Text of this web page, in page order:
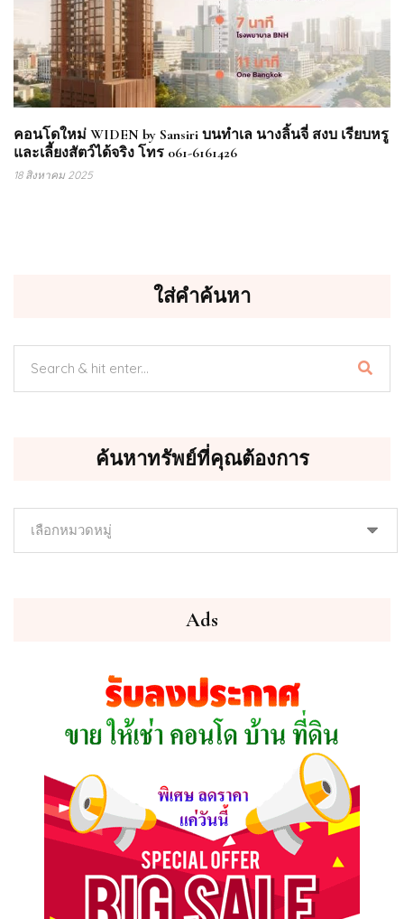
คอนโดใหม่ WIDEN by Sansiri บนทำเล นางลิ้นจี่ สงบ เรียบหรู
และเลี้ยงสัตว์ได้จริง โทร 061-6161426
18 สิงหาคม 2025
ใส่คำค้นหา
ค้นหาทรัพย์ที่คุณต้องการ
Ads